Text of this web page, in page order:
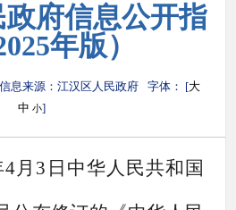
府信息公开指
年版）
信息来源：江汉区人民政府 字体： [大
中 小]
4月3日中华人民共和国